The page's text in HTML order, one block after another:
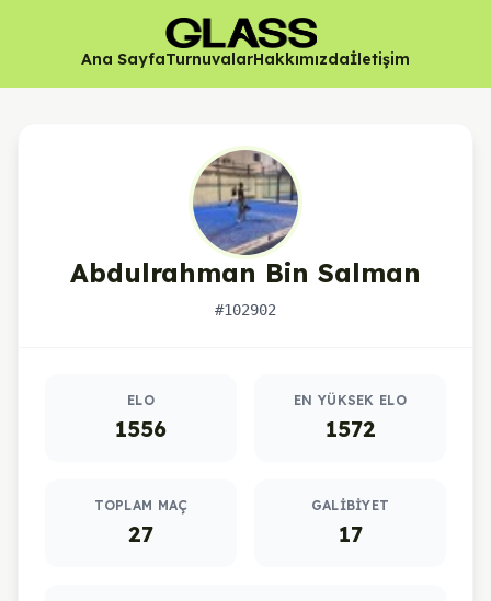
Ana SayfaTurnuvalarHakkımızdaİletişim
Abdulrahman Bin Salman
#102902
ELO
1556
EN YÜKSEK ELO
1572
TOPLAM MAÇ
27
GALIBIYET
17